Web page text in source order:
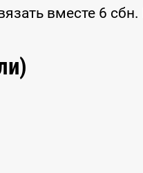
вместе 6 сбн.